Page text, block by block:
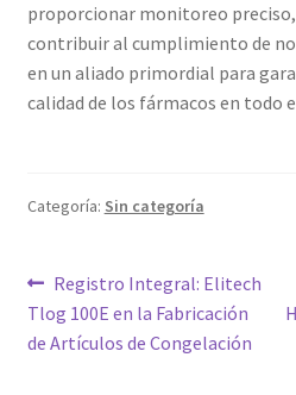
proporcionar monitoreo
contribuir al cumplimiento de
en un aliado primordial para
calidad de los fármacos en todo
Categoría: Sin categoría
Navegación
de
Entrada
anterior:
Registro Integral: Elitech
Tlog 100E en la Fabricación
de Artículos de Congelación